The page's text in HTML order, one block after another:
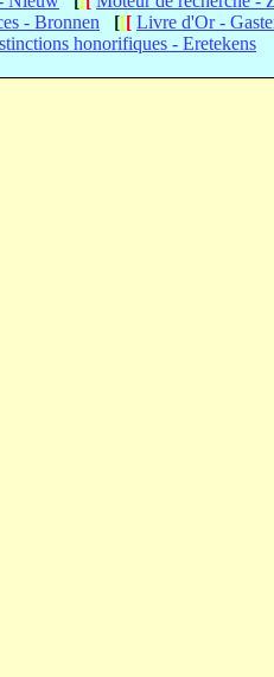
- Bronnen [[[ Livre d'Or -
honorifiques - Eretekens